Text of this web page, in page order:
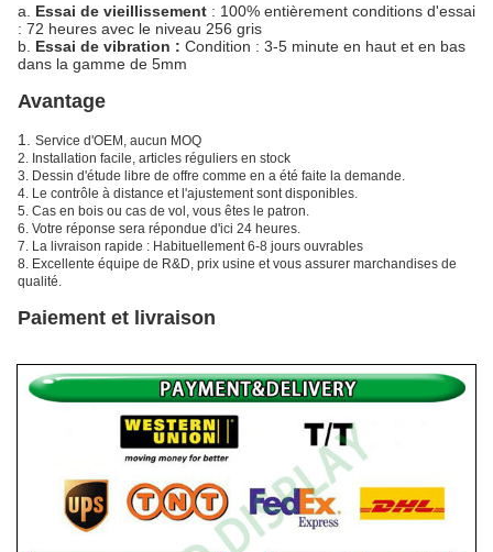
a. Essai de vieillissement : 100% entièrement conditions d'essai
: 72 heures avec le niveau 256 gris
b. Essai de vibration : Condition : 3-5 minute en haut et en bas
dans la gamme de 5mm
Avantage
1. Service d'OEM, aucun MOQ
2. Installation facile, articles réguliers en stock
3. Dessin d'étude libre de offre comme en a été faite la demande.
4. Le contrôle à distance et l'ajustement sont disponibles.
5. Cas en bois ou cas de vol, vous êtes le patron.
6. Votre réponse sera répondue d'ici 24 heures.
7. La livraison rapide : Habituellement 6-8 jours ouvrables
8. Excellente équipe de R&D, prix usine et vous assurer marchandises de
qualité.
Paiement et livraison